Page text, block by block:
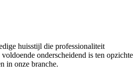
huisstijl die professionaliteit
onderscheidend is ten opzichte
in onze branche.